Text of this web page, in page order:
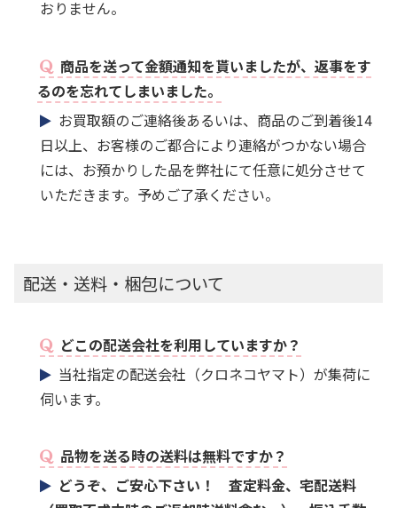
おりません。
商品を送って金額通知を貰いましたが、返事をす
るのを忘れてしまいました。
お買取額のご連絡後あるいは、商品のご到着後14
日以上、お客様のご都合により連絡がつかない場合
には、お預かりした品を弊社にて任意に処分させて
いただきます。予めご了承ください。
配送・送料・梱包について
どこの配送会社を利用していますか？
当社指定の配送会社（クロネコヤマト）が集荷に
伺います。
品物を送る時の送料は無料ですか？
どうぞ、ご安心下さい！ 査定料金、宅配送料